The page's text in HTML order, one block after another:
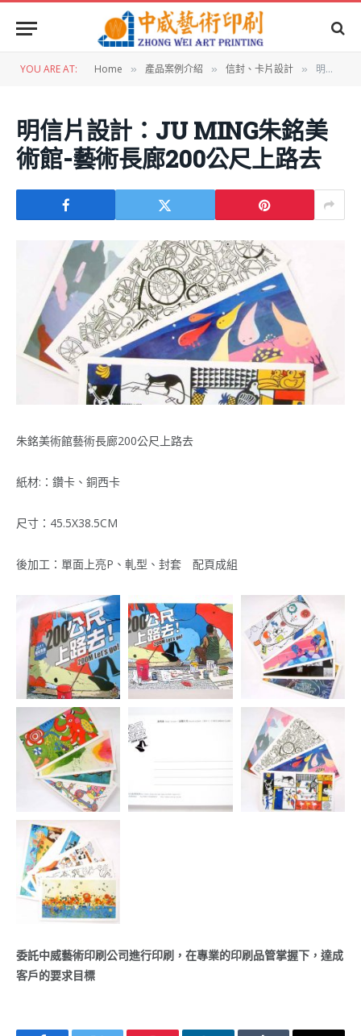
YOU ARE AT: Home » 產品案例介紹 » 信封、卡片設計 » 明信片設計：JU MING朱銘美術館-藝術長廊200公尺上路去
明信片設計：JU MING朱銘美
術館-藝術長廊200公尺上路去
朱銘美術館藝術長廊200公尺上路去
紙材:：鑽卡、銅西卡
尺寸：45.5X38.5CM
後加工：單面上亮P、軋型、封套 配頁成組
委託中威藝術印刷公司進行印刷，在專業的印刷品管掌握下，達成
客戶的要求目標